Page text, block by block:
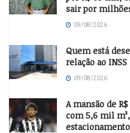
sair por
09/08/2026
Quem está
relação ao INSS
09/08/2026
A mansão de
com 5,6 mil